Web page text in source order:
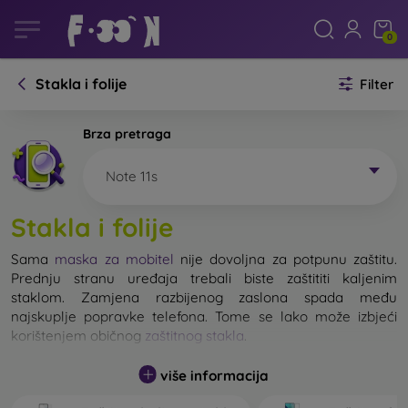
0
Stakla i folije Filter
Brza pretraga
Note 11s
Stakla i folije
Sama maska za mobitel nije dovoljna za potpunu zaštitu.
Prednju stranu uređaja trebali biste zaštititi kaljenim
staklom. Zamjena razbijenog zaslona spada među
najskuplje popravke telefona. Tome se lako može izbjeći
korištenjem običnog zaštitnog stakla
Nerazbijivo staklo za mobitel ne postoji, ali u većini slučajeva
više informacija